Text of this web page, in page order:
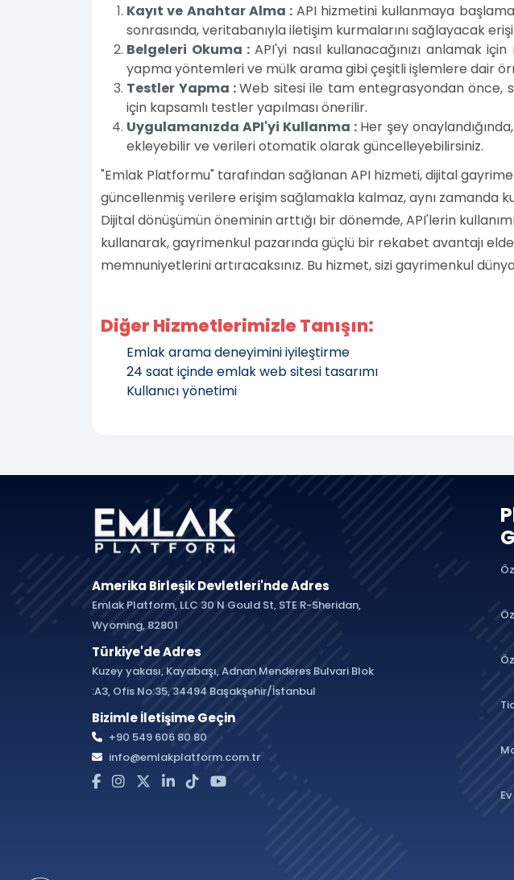
Kayıt ve Anahtar Alma :API hizmetini kullanmaya
sonrasında, veritabanıyla iletişim kurmalarını sağlayacak
Belgeleri Okuma : API'yi nasıl kullanacağınızı anlamak
yapma yöntemleri ve mülk arama gibi çeşitli işlemlere dair
Testler Yapma :Web sitesi ile tam entegrasyondan önce,
için kapsamlı testler yapılması önerilir.
Uygulamanızda API'yi Kullanma : Her şey
ekleyebilir ve verileri otomatik olarak güncelleyebilirsiniz.
"Emlak Platformu" tarafından sağlanan API hizmeti, dijital
güncellenmiş verilere erişim sağlamakla kalmaz, aynı zamanda
Dijital dönüşümün öneminin arttığı bir dönemde, API'lerin
kullanarak, gayrimenkul pazarında güçlü bir rekabet avantajı
memnuniyetlerini artıracaksınız. Bu hizmet, sizi gayrimenkul
Diğer Hizmetlerimizle Tanışın:
Emlak arama deneyimini iyileştirme
24 saat içinde emlak web sitesi tasarımı
Kullanıcı yönetimi
Amerika Birleşik Devletleri'nde Adres
Emlak Platform, LLC 30 N Gould St, STE R-Sheridan,
Wyoming, 82801
Türkiye'de Adres
Kuzey yakası, Kayabaşı, Adnan Menderes Bulvari Blok
:A3, Ofis No:35, 34494 Başakşehir/İstanbul
Bizimle İletişime Geçin
+90 549 606 80 80
info@emlakplatform.com.tr